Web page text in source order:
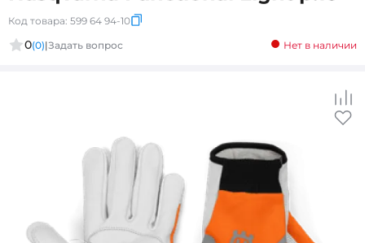
Код товара: 599 64 94-10
0(0)|Задать вопрос Нет в наличии